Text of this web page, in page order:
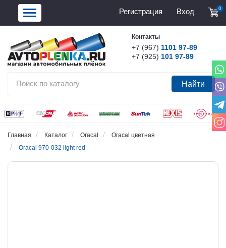
Регистрация Вход 0
Найти
Контакты
+7 (967) 1101 97-89
+7 (925) 101 97-89
Главная Каталог Oracal
Oracal цветная
Oracal 970-032 light red